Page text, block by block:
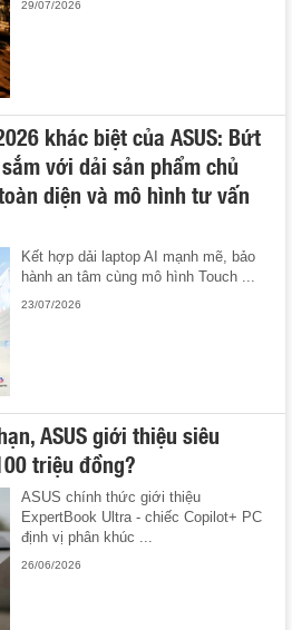
29/07/2026
khác biệt của ASUS: Bứt
với dải sản phẩm chủ
diện và mô hình tư vấn
Kết hợp dải laptop AI mạnh mẽ, bảo
hành an tâm cùng mô hình Touch ...
23/07/2026
ASUS giới thiệu siêu
triệu đồng?
ASUS chính thức giới thiệu
ExpertBook Ultra - chiếc Copilot+ PC
định vị phân khúc ...
26/06/2026